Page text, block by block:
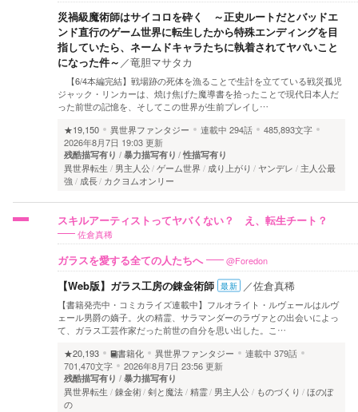
災禍級魔術師はサイコロを砕く ～正史ルートだとバッドエ
ンド直行のゲーム世界に転生したから特殊エンディングを目
指していたら、ネームドキャラたちに執着されてヤバいこと
になった件～ ／竜胆マサタカ
【6/4本編完結】戦場跡の死体を漁ることで生計を立てている戦災孤児
ジャック・リンカーは、焼け焦げた魔導書を拾ったことで現代日本人だ
った前世の記憶を、そしてこの世界が生前プレイし…
★19,150
異世界ファンタジー 連載中 294話
485,893文字
2026年8月7日 19:03 更新
残酷描写有り 暴力描写有り 性描写有り
異世界転生 男主人公 ゲーム世界 成り上がり ヤンデレ
主人公最
強
成長 カクヨムオンリー
スキルアーティストってヤバくない？ え、転生チート？
佐倉真稀
ガラスを愛する全ての人たちへ @Foredon
【Web版】ガラス工房の錬金術師 最新 ／佐倉真稀
【書籍発売中・コミカライズ連載中】フルオライト・ルヴェールはルヴ
ェール男爵の嫡子。火の精霊、サラマンダーのラヴァとの出会いによっ
て、ガラス工芸作家だった前世の自分を思い出した。こ…
★20,193
書籍化 異世界ファンタジー 連載中 379話
701,470文字
2026年8月7日 23:56 更新
残酷描写有り 暴力描写有り
異世界転生 錬金術 剣と魔法 精霊 男主人公 ものづくり
ほのぼ
の